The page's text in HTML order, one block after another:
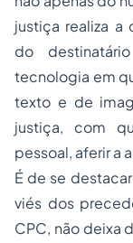
justiça realiza a
do
tecnologia em
texto e de
justiça, com
pessoal, aferir a
É de se
viés dos
CPC, não deixa